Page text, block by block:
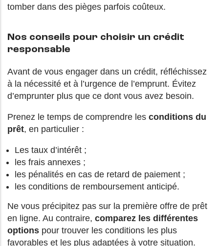
tomber dans des pièges parfois coûteux.
Nos conseils pour choisir un crédit
responsable
Avant de vous engager dans un crédit, réfléchissez
à la nécessité et à l’urgence de l’emprunt. Évitez
d’emprunter plus que ce dont vous avez besoin.
Prenez le temps de comprendre les conditions du
prêt, en particulier :
Les taux d’intérêt ;
les frais annexes ;
les pénalités en cas de retard de paiement ;
les conditions de remboursement anticipé.
Ne vous précipitez pas sur la première offre de prêt
en ligne. Au contraire, comparez les différentes
options pour trouver les conditions les plus
favorables et les plus adaptées à votre situation.